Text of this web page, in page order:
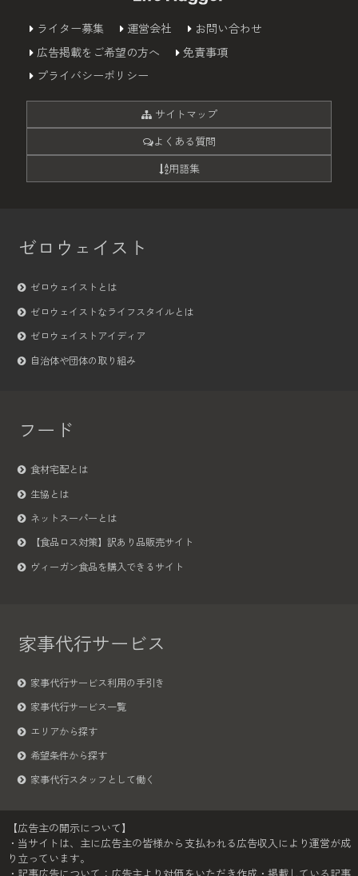
ライター募集 運営会社
お問い合わせ
広告掲載をご希望の方へ
免責事項
プライバシーポリシー
サイトマップ
よくある質問
用語集
ゼロウェイスト
ゼロウェイストとは
ゼロウェイストなライフスタイルとは
ゼロウェイストアイディア
自治体や団体の取り組み
フード
食材宅配とは
生協とは
ネットスーパーとは
【食品ロス対策】訳あり品販売サイト
ヴィーガン食品を購入できるサイト
家事代行サービス
家事代行サービス利用の手引き
家事代行サービス一覧
エリアから探す
希望条件から探す
家事代行スタッフとして働く
【広告主の開示について】
・当サイトは、主に広告主の皆様から支払われる広告収入により運営が成
り立っています。